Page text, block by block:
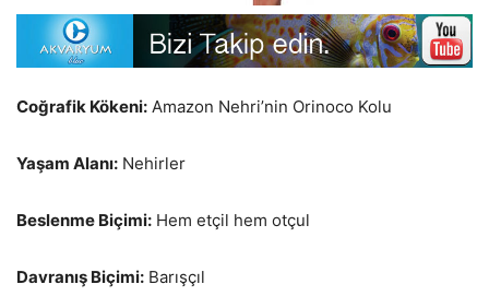
Coğrafik Kökeni: Amazon Nehri’nin Orinoco Kolu
Yaşam Alanı: Nehirler
Beslenme Biçimi: Hem etçil hem otçul
Davranış Biçimi: Barışçıl